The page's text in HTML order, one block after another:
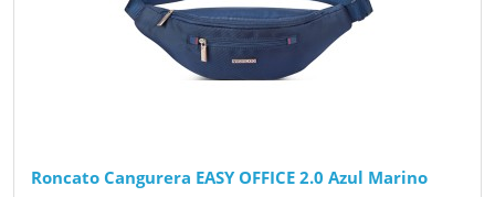
Roncato Cangurera EASY OFFICE 2.0 Azul Marino